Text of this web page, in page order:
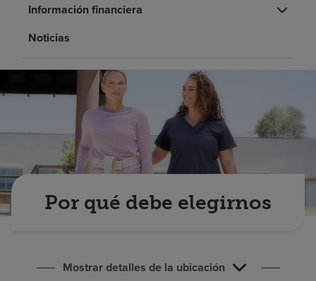
Buscar un centro
Información financiera
Noticias
Por qué debe elegirnos
Mostrar detalles de la ubicación